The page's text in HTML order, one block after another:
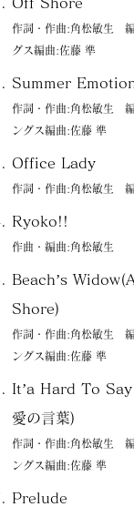
Off Shore
作詞・作曲:角松敏生
グス編曲:佐藤 準
Summer
作詞・作曲:角松敏生
ングス編曲:佐藤 準
Office Lady
作詞・作曲:角松敏生
Ryoko!!
作曲・編曲:角松敏生
Beach’s
Shore)
作詞・作曲:角松敏生
ングス編曲:佐藤 準
It’a Hard To Say
愛の言葉)
作詞・作曲:角松敏生
ングス編曲:佐藤 準
Prelude